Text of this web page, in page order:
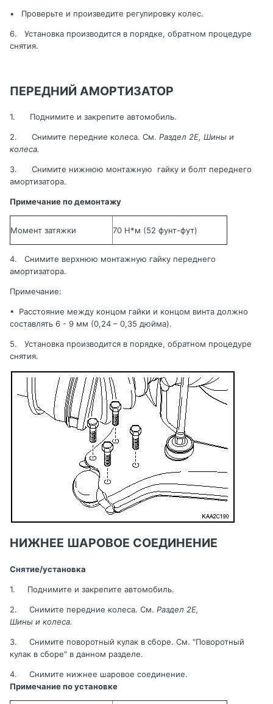
• Проверьте и произведите регулировку колес.
6.
Установка производится в порядке, обратном процедуре
снятия.
ПЕРЕДНИЙ АМОРТИЗАТОР
1. Поднимите и закрепите автомобиль.
2. Снимите передние колеса. См. Раздел 2E, Шины и
колеса.
3. Снимите нижнюю монтажную
гайку и болт переднего
амортизатора.
Примечание по демонтажу
Момент затяжки 70 Н*м (52 фунт-фут)
4.
Снимите верхнюю монтажную гайку переднего
амортизатора.
Примечание:
•
Расстояние между концом гайки и концом винта должно
составлять 6 - 9 мм (0,24 – 0,35 дюйма).
5.
Установка производится в порядке, обратном процедуре
снятия.
НИЖНЕЕ ШАРОВОЕ СОЕДИНЕНИЕ
Снятие/установка
1. Поднимите и закрепите автомобиль.
2. Снимите передние колеса. См. Раздел 2E,
Шины и колеса.
3.
Снимите поворотный кулак в сборе. См. "Поворотный
кулак в сборе" в данном разделе.
4.
Снимите нижнее шаровое соединение.
Примечание по установке